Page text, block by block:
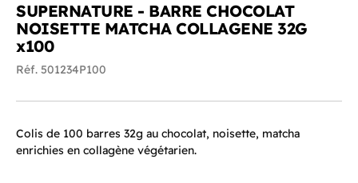
SUPERNATURE - BARRE CHOCOLAT
NOISETTE MATCHA COLLAGENE 32G
x100
Réf. 501234P100
Colis de 100 barres 32g au chocolat, noisette, matcha
enrichies en collagène végétarien.